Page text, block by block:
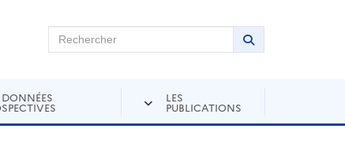
sur Andra Inventaire Rechercher
Lancer la
DONNÉES LES
PUBLICATIONS